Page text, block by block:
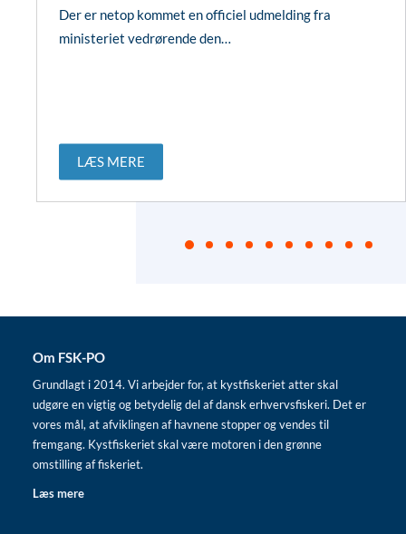
Der er netop kommet en officiel udmelding fra
ministeriet vedrørende den…
LÆS MERE
Om FSK-PO
Grundlagt i 2014. Vi arbejder for, at kystfiskeriet atter skal
udgøre en vigtig og betydelig del af dansk erhvervsfiskeri. Det er
vores mål, at afviklingen af havnene stopper og vendes til
fremgang. Kystfiskeriet skal være motoren i den grønne
omstilling af fiskeriet.
Læs mere